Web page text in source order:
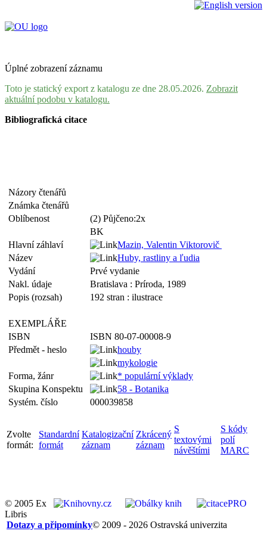
Úplné zobrazení záznamu
Toto je statický export z katalogu ze dne 28.05.2026. Zobrazit
aktuální podobu v katalogu.
Bibliografická citace
Názory čtenářů
Známka čtenářů
Oblíbenost
(2) Půjčeno:2x
BK
Hlavní záhlaví
Mazin, Valentin Viktorovič
Název
Huby, rastliny a ľudia
Vydání
Prvé vydanie
Nakl. údaje
Bratislava : Príroda, 1989
Popis (rozsah)
192 stran : ilustrace
EXEMPLÁŘE
ISBN
ISBN 80-07-00008-9
Předmět - heslo
houby
mykologie
Forma, žánr
* populární výklady
Skupina Konspektu
58 - Botanika
Systém. číslo
000039858
Zvolte
formát:
Standardní
formát
Katalogizační
záznam
Zkrácený
záznam
S
textovými
návěštími
S kódy
polí
MARC
© 2005 Ex
Libris
© 2009 - 2026 Ostravská univerzita
Dotazy a připomínky